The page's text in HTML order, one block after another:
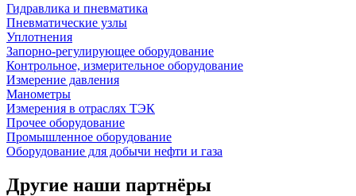
Гидравлика и пневматика
Пневматические узлы
Уплотнения
Запорно-регулирующее оборудование
Контрольное, измерительное оборудование
Измерение давления
Манометры
Измерения в отраслях ТЭК
Прочее оборудование
Промышленное оборудование
Оборудование для добычи нефти и газа
Другие наши партнёры